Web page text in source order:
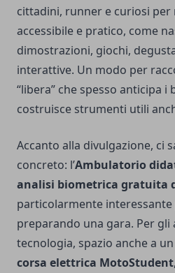
cittadini, runner e curiosi
accessibile e pratico, come
dimostrazioni, giochi,
interattive. Un modo per
“libera” che spesso anticipa i
costruisce strumenti utili
Accanto alla divulgazione, ci
concreto: l’Ambulatorio
analisi biometrica gratuita
particolarmente
preparando una gara. Per gli
tecnologia, spazio anche a
corsa elettrica MotoStudent